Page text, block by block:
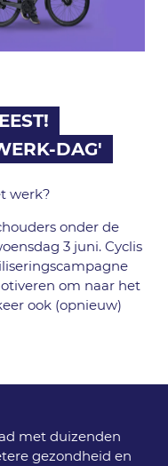
DAG'
werk?
onder de
3 juni. Cyclis
om naar het
ook (opnieuw)
met duizenden
gezondheid en